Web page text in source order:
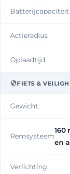
Batterijcapaciteit
Actieradius
Oplaadtijd
FIETS &
Gewicht
Remsysteem
160
en
Verlichting